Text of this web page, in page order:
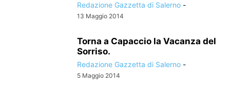
Redazione Gazzetta di Salerno -
13 Maggio 2014
Torna a Capaccio la Vacanza del
Sorriso.
Redazione Gazzetta di Salerno -
5 Maggio 2014